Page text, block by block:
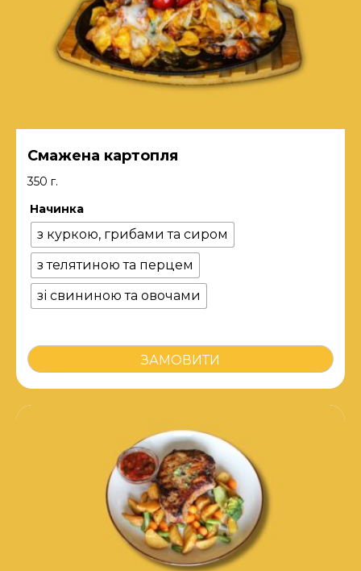
Смажена картопля
350 г.
Начинка
з куркою, грибами та сиром
з телятиною та перцем
зі свининою та овочами
Смажена
картопля
кількість
ЗАМОВИТИ